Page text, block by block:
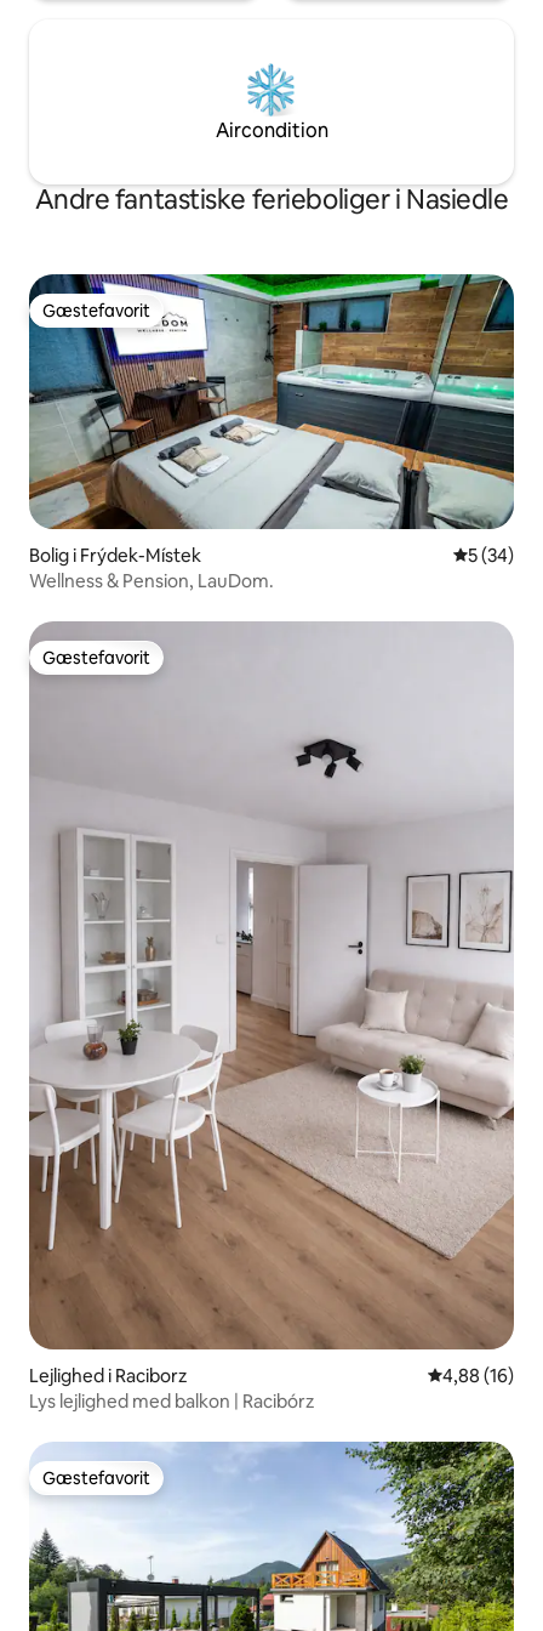
Aircondition
Andre fantastiske ferieboliger i Nasiedle
Gæstefavorit
Gæstefavorit
Bolig i Frýdek-Místek 5 ud af 5 i
5 (34)
Wellness & Pension, LauDom.
Gæstefavorit
Gæstefavorit
Lejlighed i Raciborz 4,88 ud af 5 i
4,88 (16)
Lys lejlighed med balkon | Racibórz
Gæstefavorit
Gæstefavorit